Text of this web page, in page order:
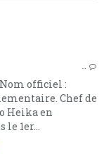
…
officiel :
Chef de
Heika en
le 1er...